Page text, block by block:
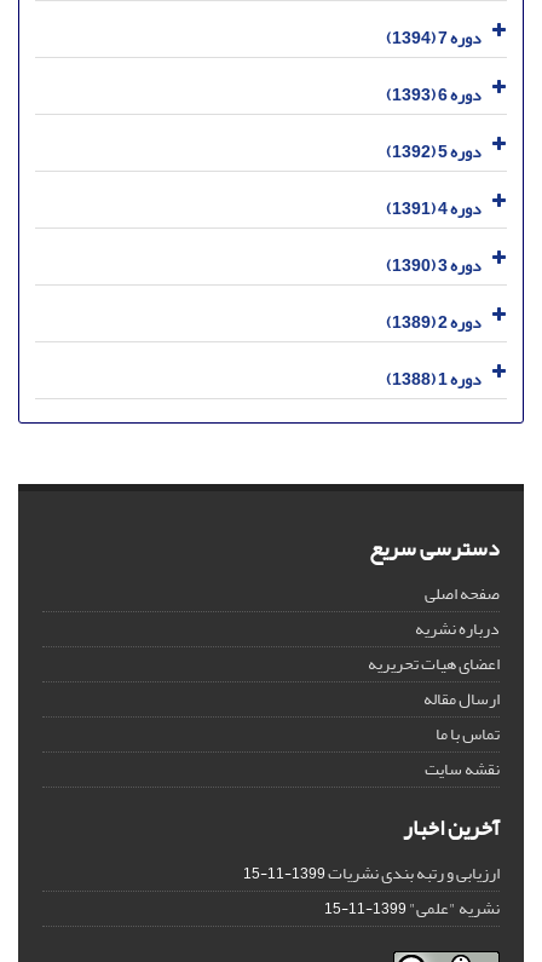
دوره 7 (1394)
دوره 6 (1393)
دوره 5 (1392)
دوره 4 (1391)
دوره 3 (1390)
دوره 2 (1389)
دوره 1 (1388)
دسترسی سریع
صفحه اصلی
درباره نشریه
اعضای هیات تحریریه
ارسال مقاله
تماس با ما
نقشه سایت
آخرین اخبار
ارزیابی و رتبه بندی نشریات1399-11-15
نشریه "علمی"1399-11-15